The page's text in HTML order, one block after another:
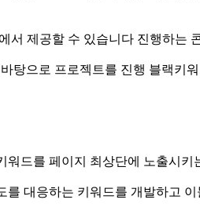
제공할 수 있습니다 진행하는
탕으로 프로젝트를 진행 블랙키
워드를 페이지 최상단에 노출시키
대응하는 키워드를 개발하고 이